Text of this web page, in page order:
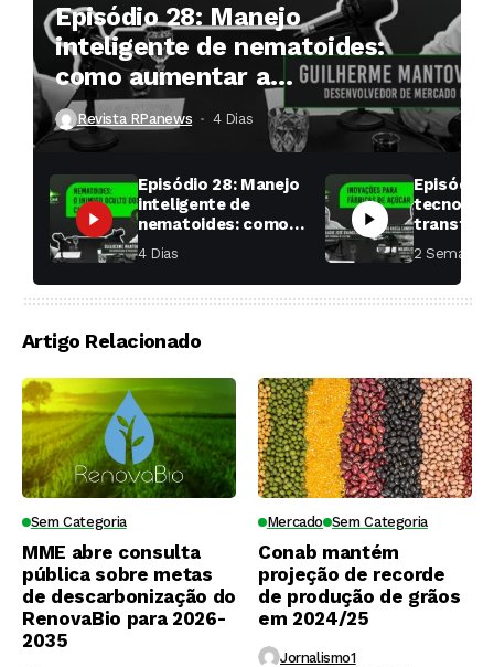
Episódio 28: Manejo
inteligente de nematoides:
como aumentar a
produtividade das soqueiras?
Revista RPanews 4 Dias ⁮
Episódio 28: Manejo
inteligente de
nematoides: como
aumentar a
produtividade das
soqueiras?
4 Dias ⁮
Episódio
fábricas
2 Semanas ⁮
Artigo Relacionado
Sem Categoria
MME abre consulta
pública sobre metas
de descarbonização do
RenovaBio para 2026-
2035
Mercado Sem Categoria
Conab mantém
projeção de recorde
de produção de grãos
em 2024/25
Jornalismo1